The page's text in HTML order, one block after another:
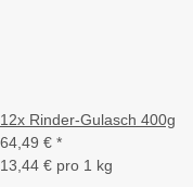
12x Rinder-Gulasch 400g
64,49 € *
13,44 € pro 1 kg